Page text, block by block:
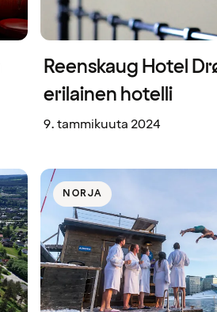
Reenskaug Hotel
erilainen hotelli
9. tammikuuta 2024
NORJA